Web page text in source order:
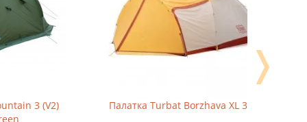
Палатка Turbat Borzhava XL 3 Alu
❭